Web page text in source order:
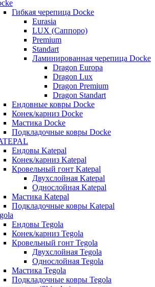
Гибкая черепица Docke
Eurasia
LUX (Саппоро)
Premium
Standart
Ламинированная черепица Docke
Dragon Europa
Dragon Lux
Dragon Premium
Dragon Standart
Ендовные ковры Docke
Конек/карниз Docke
Мастика Docke
Подкладочные ковры Docke
Ендовы Katepal
Конек/карниз Katepal
Кровельный гонт Katepal
Двухслойная Katepal
Однослойная Katepal
Мастика Katepal
Подкладочные ковры Katepal
Ендовы Tegola
Конек/карниз Tegola
Кровельный гонт Tegola
Двухслойная Tegola
Однослойная Tegola
Мастика Tegola
Подкладочные ковры Tegola